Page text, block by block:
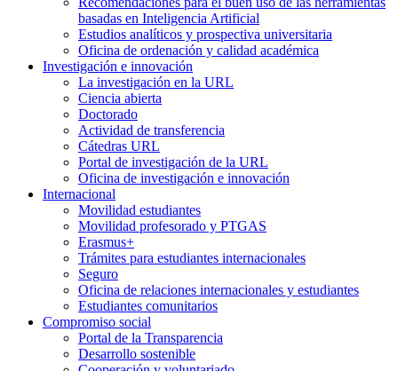
basadas en Inteligencia Artificial
Estudios analíticos y prospectiva universitaria
Oficina de ordenación y calidad académica
Investigación e innovación
La investigación en la URL
Ciencia abierta
Doctorado
Actividad de transferencia
Cátedras URL
Portal de investigación de la URL
Oficina de investigación e innovación
Internacional
Movilidad estudiantes
Movilidad profesorado y PTGAS
Erasmus+
Trámites para estudiantes internacionales
Seguro
Oficina de relaciones internacionales y estudiantes
Estudiantes comunitarios
Compromiso social
Portal de la Transparencia
Desarrollo sostenible